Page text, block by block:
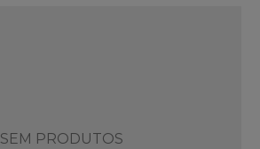
SEM PRODUTOS